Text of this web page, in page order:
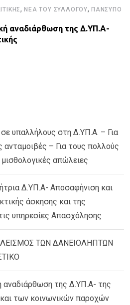
,ΝΈΑ ΤΟΥ ΣΥΛΛΌΓΟΥ,ΠΑΝΣΥΠΟ
αναδιάρθωση της Δ.ΥΠ.Α-
υπαλλήλους στη Δ.ΥΠ.Α. – Για
ανταμοιβές – Για τους πολλούς
απώλειες
Δ.ΥΠ.Α- Αποσαφήνιση και
άσκησης και της
υπηρεσίες Απασχόλησης
ΤΩΝ ΔΑΝΕΙΟΛΗΠΤΩΝ
αναδιάρθωση της Δ.ΥΠ.Α- της
των κοινωνικών παροχών